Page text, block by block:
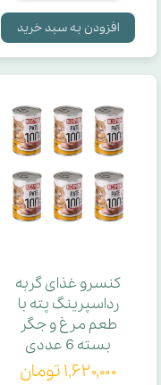
افزودن به سبد خرید
کنسرو غذای گربه
رداسپرینگ پته با
طعم مرغ و جگر
بسته 6 عددی
۱,۶۲۰,۰۰۰ تومان